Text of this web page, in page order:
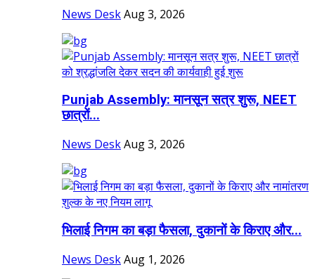
News DeskAug 3, 2026
Punjab Assembly: मानसून सत्र शुरू, NEET
छात्रों...
News DeskAug 3, 2026
भिलाई निगम का बड़ा फैसला, दुकानों के किराए और...
News DeskAug 1, 2026